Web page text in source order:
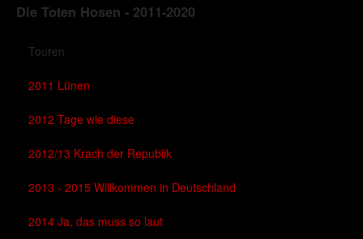
Die Toten Hosen - 2011-2020
Touren
2011 Lünen
2012 Tage wie diese
2012/13 Krach der Republik
2013 - 2015 Willkommen in Deutschland
2014 Ja, das muss so laut